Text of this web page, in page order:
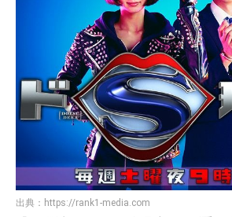
出典： https://rank1-media.com